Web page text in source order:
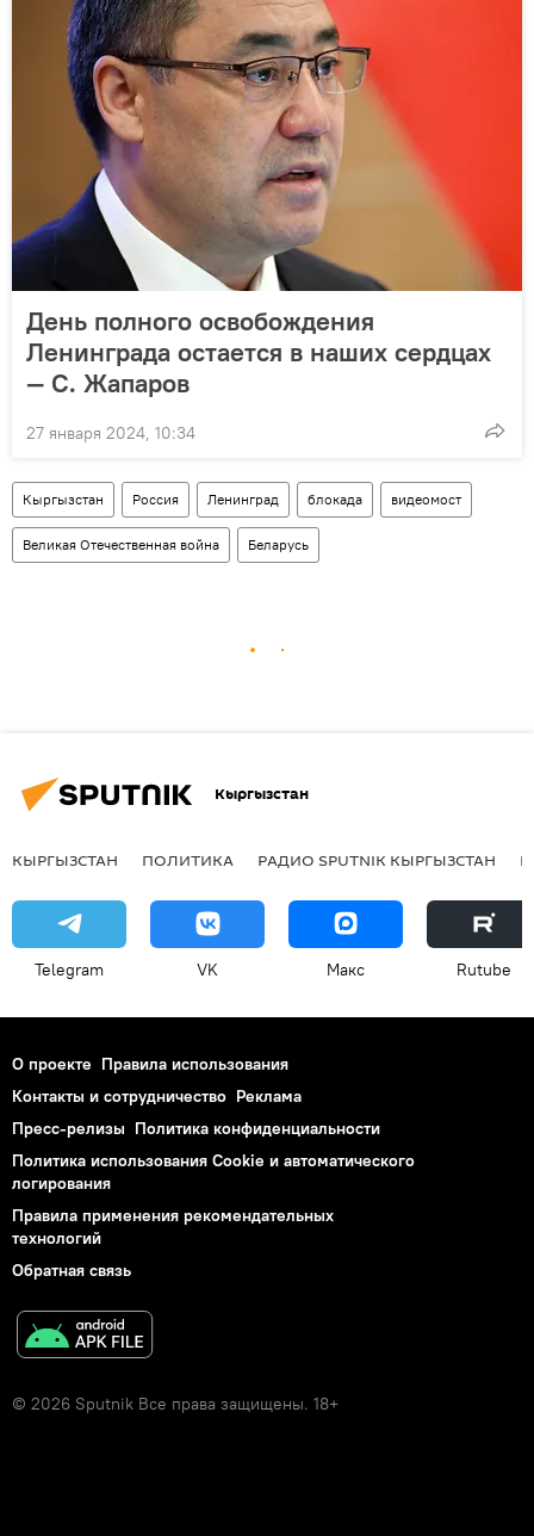
День полного освобождения
Ленинграда остается в наших сердцах
— С. Жапаров
27 января 2024, 10:34
Кыргызстан Россия Ленинград блокада видеомост
Великая Отечественная война Беларусь
Кыргызстан
КЫРГЫЗСТАН ПОЛИТИКА РАДИО SPUTNIK КЫРГЫЗСТАН
Telegram VK Макс Rutube
О проекте Правила использования
Контакты и сотрудничество Реклама
Пресс-релизы Политика конфиденциальности
Политика использования Cookie и автоматического
логирования
Правила применения рекомендательных
технологий
Обратная связь
© 2026 Sputnik Все права защищены. 18+